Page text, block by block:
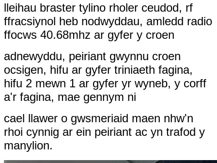
lleihau braster tylino rholer ceudod, rf
ffracsiynol heb nodwyddau, amledd radio
ffocws 40.68mhz ar gyfer y croen
adnewyddu, peiriant gwynnu croen
ocsigen, hifu ar gyfer triniaeth fagina,
hifu 2 mewn 1 ar gyfer yr wyneb, y corff
a'r fagina, mae gennym ni
cael llawer o gwsmeriaid maen nhw'n
rhoi cynnig ar ein peiriant ac yn trafod y
manylion.